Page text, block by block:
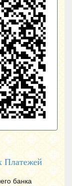
Платежей
банка